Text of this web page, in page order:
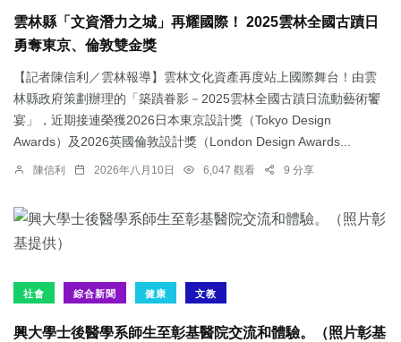
雲林縣「文資潛力之城」再耀國際！ 2025雲林全國古蹟日
勇奪東京、倫敦雙金獎
【記者陳信利／雲林報導】雲林文化資產再度站上國際舞台！由雲
林縣政府策劃辦理的「築蹟眷影－2025雲林全國古蹟日流動藝術饗
宴」，近期接連榮獲2026日本東京設計獎（Tokyo Design
Awards）及2026英國倫敦設計獎（London Design Awards...
陳信利 2026年八月10日 6,047 觀看 9 分享
社會 綜合新聞 健康 文教
興大學士後醫學系師生至彰基醫院交流和體驗。（照片彰基